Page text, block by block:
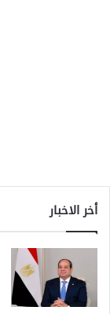
أخر الاخبار